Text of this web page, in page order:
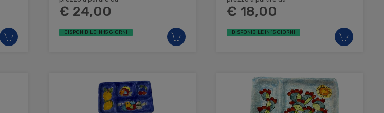
€ 24,00
DISPONIBILE IN 15 GIORNI
€ 18,00
DISPONIBILE IN 15 GIORNI